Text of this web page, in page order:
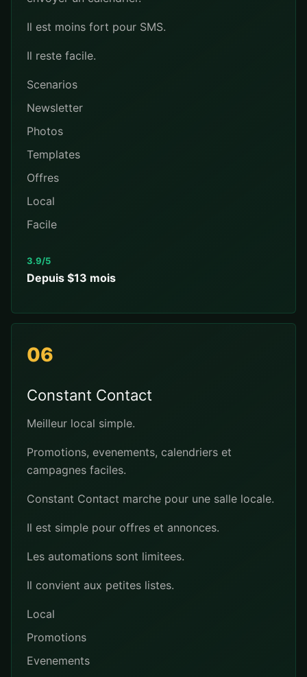
Il est moins fort pour SMS.
Il reste facile.
Scenarios
Newsletter
Photos
Templates
Offres
Local
Facile
3.9/5
Depuis $13 mois
06
Constant Contact
Meilleur local simple.
Promotions, evenements, calendriers et
campagnes faciles.
Constant Contact marche pour une salle locale.
Il est simple pour offres et annonces.
Les automations sont limitees.
Il convient aux petites listes.
Local
Promotions
Evenements